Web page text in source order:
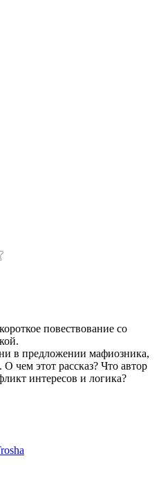
повествование со
в предложении мафиозника,
чем этот рассказ? Что автор
интересов и логика?